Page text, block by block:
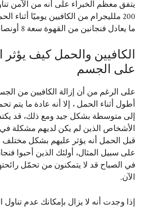
يتفق معظم الخبراء على أنه من الآمن
ما يعادل فنجانين من القهوة سعة 8 أونصات تقريبًا.
الكافيين والحمل كيف يؤثر
على الجسم
على الرغم من أن إزالة الكافيين من
أطول أثناء الحمل ، إلا أنه عادة ما يتم
إلى متوسطة بشكل جيد ومع ذلك، قد
الأشخاص الذين لم يكن لديهم مشكلة في
قبل الحمل أنه يؤثر عليهم بشكل مختلف
على سبيل المثال، أولئك الذين أحبوا
في الصباح قد لا يتمكنون من تحمّل
الآن.
إذا وجدت أنه لا يزال بإمكانك عدم تناول